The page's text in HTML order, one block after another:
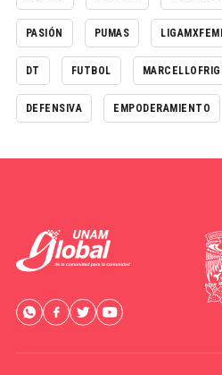
PASIÓN PUMAS
DT FUTBOL
DEFENSIVA EMPODERAMIENTO